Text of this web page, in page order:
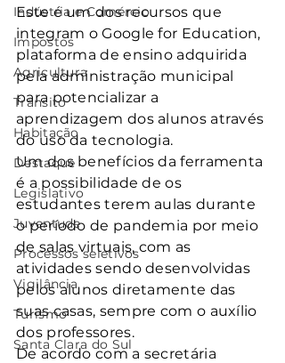
Indústria e Comércio
Impostos
Agricultura
Trânsito
Habitação
Destaque
Legislativo
Juventude
Processos seletivos
Vigilância
Turismo
Santa Clara do Sul
Este é um dos recursos que
integram o Google for Education,
plataforma de ensino adquirida
pela administração municipal
para potencializar a
aprendizagem dos alunos através
do uso da tecnologia.
Um dos benefícios da ferramenta
é a possibilidade de os
estudantes terem aulas durante
o período de pandemia por meio
de salas virtuais, com as
atividades sendo desenvolvidas
pelos alunos diretamente das
suas casas, sempre com o auxílio
dos professores.
De acordo com a secretária